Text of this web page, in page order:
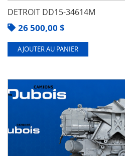
DETROIT DD15-34614M
26 500,00 $
AJOUTER AU PANIER